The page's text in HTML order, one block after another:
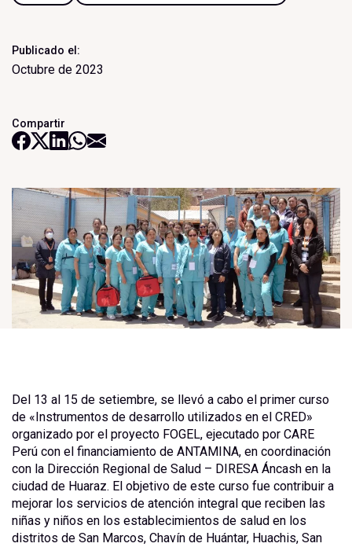
Publicado el:
Octubre de 2023
Compartir
Del 13 al 15 de setiembre, se llevó a cabo el primer curso
de «Instrumentos de desarrollo utilizados en el CRED»
organizado por el proyecto FOGEL, ejecutado por CARE
Perú con el financiamiento de ANTAMINA, en coordinación
con la Dirección Regional de Salud – DIRESA Áncash en la
ciudad de Huaraz. El objetivo de este curso fue contribuir a
mejorar los servicios de atención integral que reciben las
niñas y niños en los establecimientos de salud en los
distritos de San Marcos, Chavín de Huántar, Huachis, San